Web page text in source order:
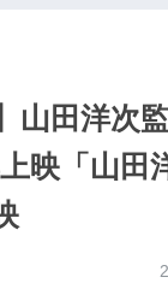
山田洋次
「山田